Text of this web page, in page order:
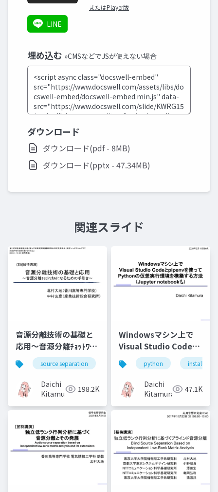
またはPlayer版
LINE
埋め込む »CMSなどでJSが使えない場合
ダウンロード
ダウンロード(pdf - 8MB)
ダウンロード(pptx - 47.34MB)
関連スライド
音源分離技術の基礎と
応用～音源分離ﾁｮｯﾄﾜｶﾙ
になるための手引き～
source separation nmf music bss
Daichi
Kitamura
198.2K
Windowsマシン上で
Visual Studio Codeと
pipenvを使って
Pythonの仮想実行環境
を構築する方法
（Jupyter notebook
も）
python install
Daichi
Kitamura
47.1K